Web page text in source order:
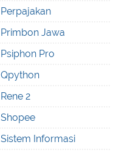
Perpajakan
Primbon Jawa
Psiphon Pro
Qpython
Rene 2
Shopee
Sistem Informasi